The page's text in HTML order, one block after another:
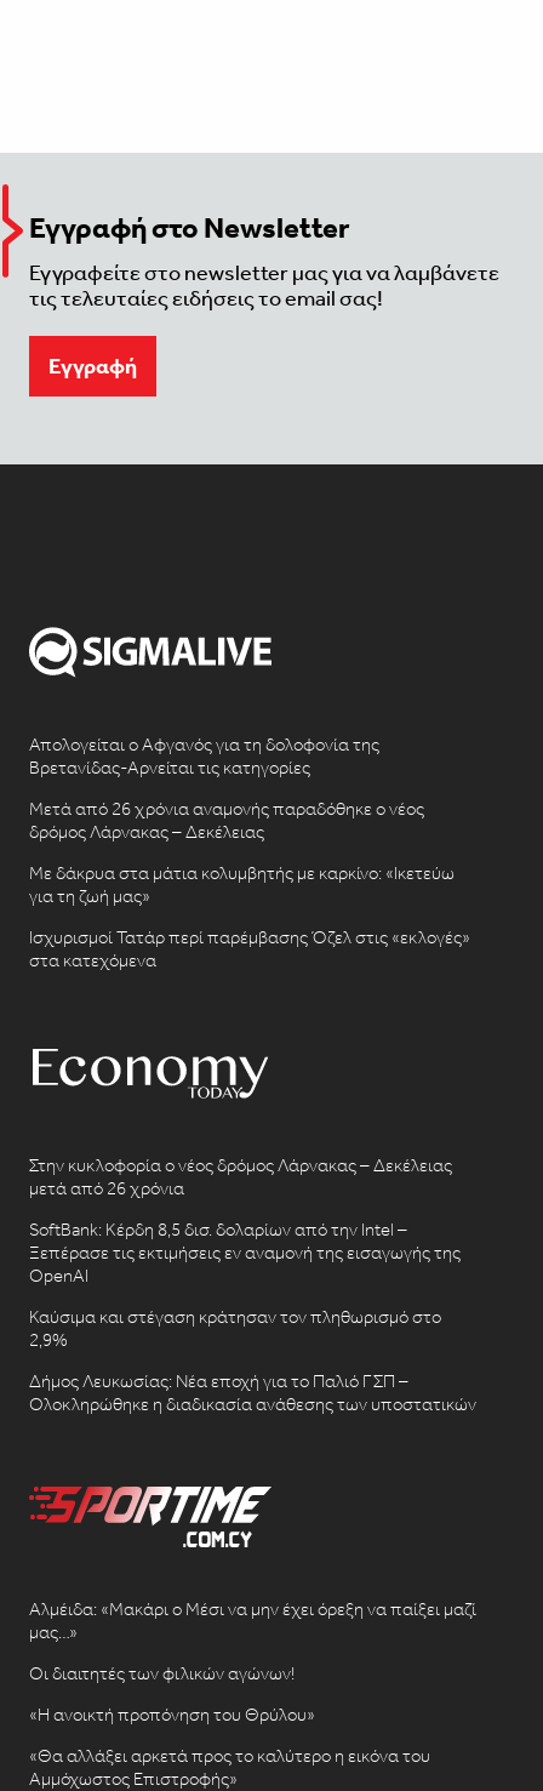
Εγγραφή στο Newsletter
Εγγραφείτε στο newsletter μας για να λαμβάνετε
τις τελευταίες ειδήσεις το email σας!
Eγγραφή
Απολογείται ο Αφγανός για τη δολοφονία της
Βρετανίδας-Αρνείται τις κατηγορίες
Μετά από 26 χρόνια αναμονής παραδόθηκε ο νέος
δρόμος Λάρνακας – Δεκέλειας
Με δάκρυα στα μάτια κολυμβητής με καρκίνο: «Ικετεύω
για τη ζωή μας»
Ισχυρισμοί Τατάρ περί παρέμβασης Όζελ στις «εκλογές»
στα κατεχόμενα
Στην κυκλοφορία ο νέος δρόμος Λάρνακας – Δεκέλειας
μετά από 26 χρόνια
SoftBank: Κέρδη 8,5 δισ. δολαρίων από την Intel –
Ξεπέρασε τις εκτιμήσεις εν αναμονή της εισαγωγής της
OpenAI
Καύσιμα και στέγαση κράτησαν τον πληθωρισμό στο
2,9%
Δήμος Λευκωσίας: Νέα εποχή για το Παλιό ΓΣΠ –
Ολοκληρώθηκε η διαδικασία ανάθεσης των υποστατικών
Αλμέιδα: «Μακάρι ο Μέσι να μην έχει όρεξη να παίξει μαζί
μας…»
Οι διαιτητές των φιλικών αγώνων!
«Η ανοικτή προπόνηση του Θρύλου»
«Θα αλλάξει αρκετά προς το καλύτερο η εικόνα του
Αμμόχωστος Επιστροφής»